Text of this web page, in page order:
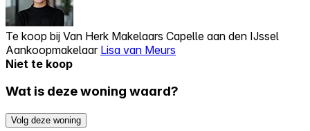
Te koop bij Van Herk Makelaars Capelle aan den IJssel
Aankoopmakelaar Lisa van Meurs
Niet te koop
Wat is deze woning waard?
Volg deze woning